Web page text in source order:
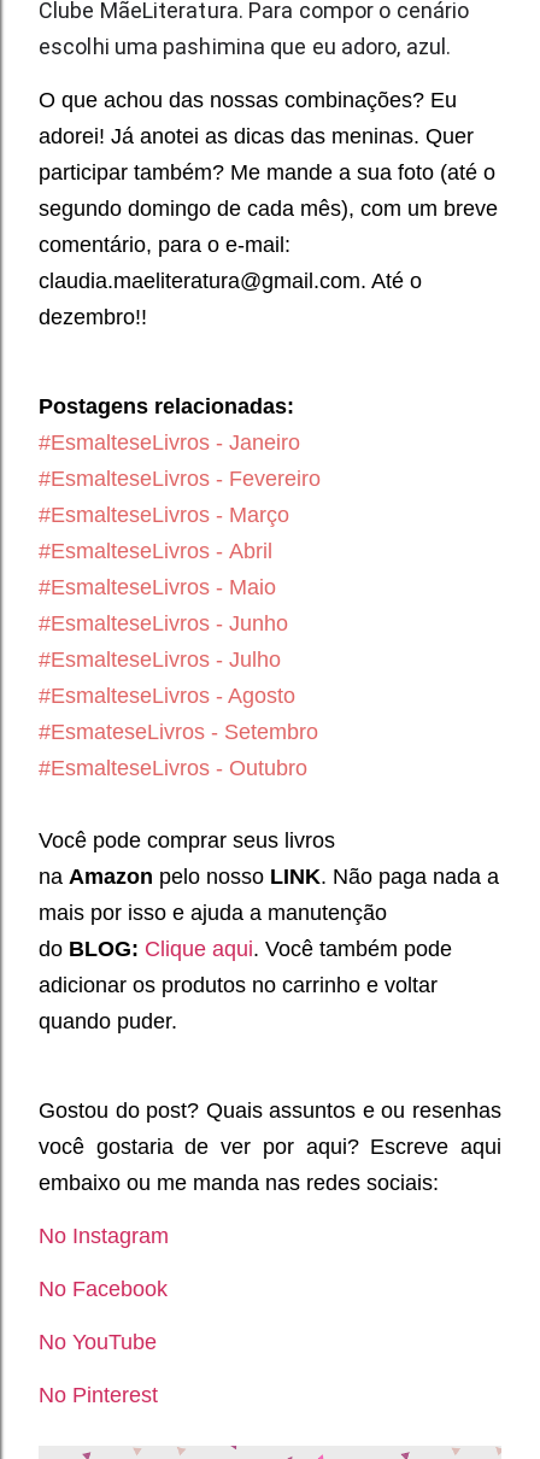
Clube MãeLiteratura. Para compor o cenário
escolhi uma pashimina que eu adoro, azul.
O que achou das nossas combinações? Eu
adorei! Já anotei as dicas das meninas. Quer
participar também? Me mande a sua foto (até o
segundo domingo de cada mês), com um breve
comentário, para o e-mail:
claudia.maeliteratura@gmail.com. Até o
dezembro!!
Postagens relacionadas:
#EsmalteseLivros - Janeiro
#EsmalteseLivros - Fevereiro
#EsmalteseLivros - Março
#EsmalteseLivros - Abril
#EsmalteseLivros - Maio
#EsmalteseLivros - Junho
#EsmalteseLivros - Julho
#EsmalteseLivros - Agosto
#EsmateseLivros - Setembro
#EsmalteseLivros - Outubro
Você pode comprar seus livros
na Amazon pelo nosso LINK. Não paga nada a
mais por isso e ajuda a manutenção
do BLOG: Clique aqui. Você também pode
adicionar os produtos no carrinho e voltar
quando puder.
Gostou do post? Quais assuntos e ou resenhas
você gostaria de ver por aqui? Escreve aqui
embaixo ou me manda nas redes sociais:
No Instagram
No Facebook
No YouTube
No Pinterest